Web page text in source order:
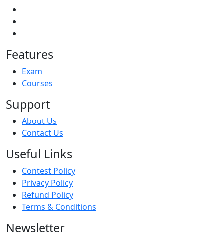
Features
Exam
Courses
Support
About Us
Contact Us
Useful Links
Contest Policy
Privacy Policy
Refund Policy
Terms & Conditions
Newsletter